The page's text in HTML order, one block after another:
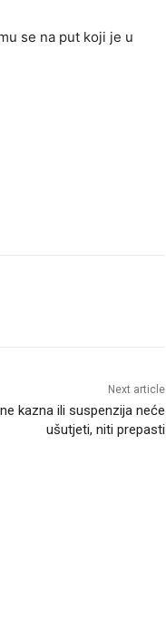
se na put koji je u
Next article
kazna ili suspenzija neće
ušutjeti, niti prepasti